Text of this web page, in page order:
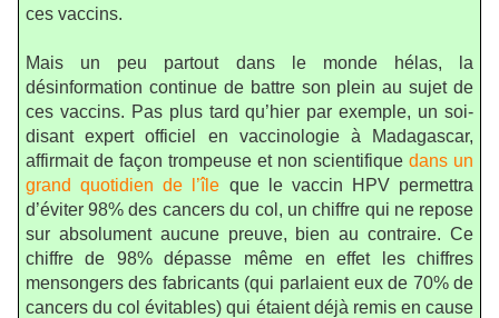
ces vaccins.
Mais un peu partout dans le monde hélas, la
désinformation continue de battre son plein au sujet de
ces vaccins. Pas plus tard qu’hier par exemple, un soi-
disant expert officiel en vaccinologie à Madagascar,
affirmait de façon trompeuse et non scientifiquedans un
grand quotidien de l’île que le vaccin HPV permettra
d’éviter 98% des cancers du col, un chiffre qui ne repose
sur absolument aucune preuve, bien au contraire. Ce
chiffre de 98% dépasse même en effet les chiffres
mensongers des fabricants (qui parlaient eux de 70% de
cancers du col évitables) qui étaient déjà remis en cause